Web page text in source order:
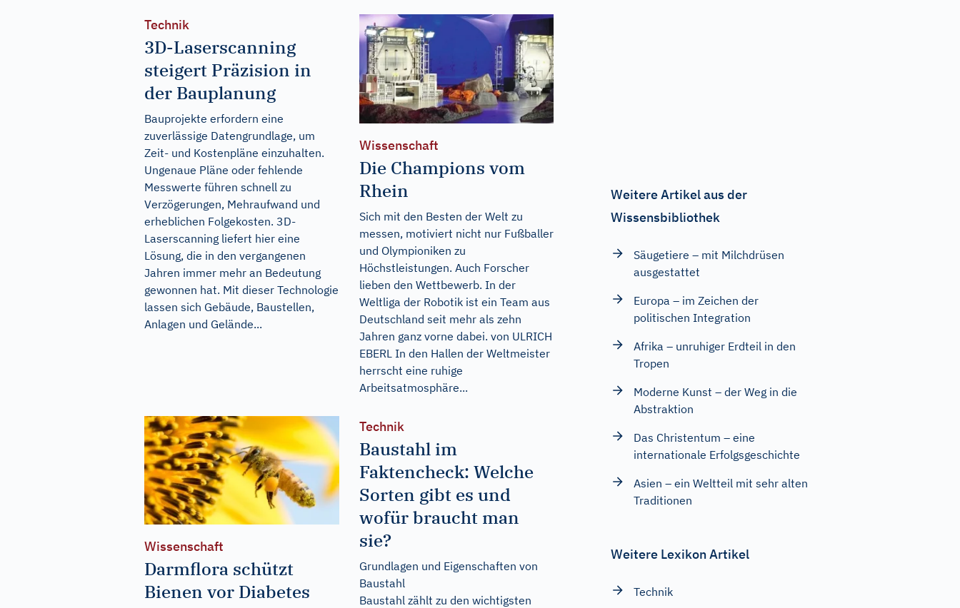
Technik
3D-Laserscanning
steigert Präzision in
der Bauplanung
Bauprojekte erfordern eine
zuverlässige Datengrundlage, um
Zeit- und Kostenpläne einzuhalten.
Ungenaue Pläne oder fehlende
Messwerte führen schnell zu
Verzögerungen, Mehraufwand und
erheblichen Folgekosten. 3D-
Laserscanning liefert hier eine
Lösung, die in den vergangenen
Jahren immer mehr an Bedeutung
gewonnen hat. Mit dieser Technologie
lassen sich Gebäude, Baustellen,
Anlagen und Gelände...
Wissenschaft
Die Champions vom
Rhein
Sich mit den Besten der Welt zu
messen, motiviert nicht nur Fußballer
und Olympioniken zu
Höchstleistungen. Auch Forscher
lieben den Wettbewerb. In der
Weltliga der Robotik ist ein Team aus
Deutschland seit mehr als zehn
Jahren ganz vorne dabei. von ULRICH
EBERL In den Hallen der Weltmeister
herrscht eine ruhige
Arbeitsatmosphäre...
Wissenschaft
Darmflora schützt
Bienen vor Diabetes
Technik
Baustahl im
Faktencheck: Welche
Sorten gibt es und
wofür braucht man
sie?
Grundlagen und Eigenschaften von
Baustahl
Baustahl zählt zu den wichtigsten
Weitere Artikel aus der
Wissensbibliothek
Säugetiere – mit Milchdrüsen
ausgestattet
Europa – im Zeichen der
politischen Integration
Afrika – unruhiger Erdteil in den
Tropen
Moderne Kunst – der Weg in die
Abstraktion
Das Christentum – eine
internationale Erfolgsgeschichte
Asien – ein Weltteil mit sehr alten
Traditionen
Weitere Lexikon Artikel
Technik